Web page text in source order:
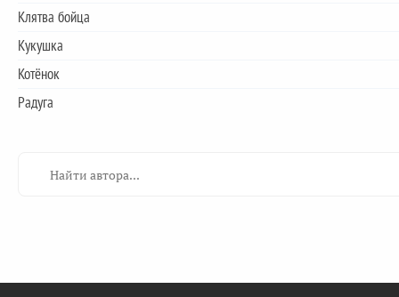
Клятва бойца
Кукушка
Котёнок
Радуга